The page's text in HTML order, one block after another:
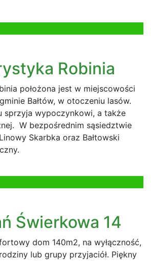
Robinia
położona jest w miejscowości
Bałtów, w otoczeniu lasów.
sprzyja wypoczynkowi, a także
W bezpośrednim sąsiedztwie
Skarbka oraz Bałtowski
Świerkowa 14
dom 140m2, na wyłączność,
lub grupy przyjaciół. Piękny